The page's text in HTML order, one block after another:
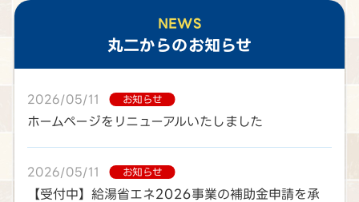
NEWS
丸二からのお知らせ
2026/05/11 お知らせ
ホームページをリニューアルいたしました
2026/05/11 お知らせ
【受付中】給湯省エネ2026事業の補助金申請を承